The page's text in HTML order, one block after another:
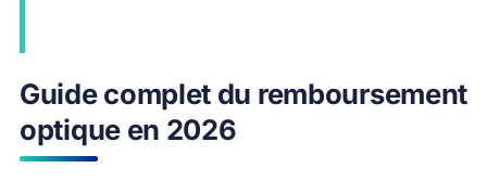
Guide complet du remboursement
optique en 2026